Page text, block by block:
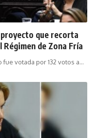
que recorta
de Zona Fría
votada por 132 votos a…